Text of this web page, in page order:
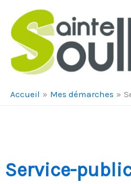
Accueil Mes démarches
Service-